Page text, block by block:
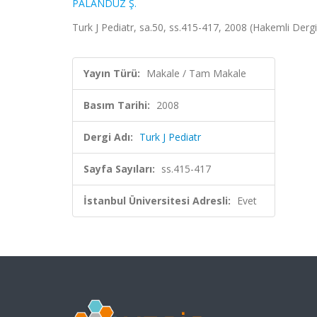
PALANDUZ Ş.
Turk J Pediatr, sa.50, ss.415-417, 2008 (Hakemli
Yayın Türü: Makale / Tam Makale
Basım Tarihi: 2008
Dergi Adı: Turk J Pediatr
Sayfa Sayıları: ss.415-417
İstanbul Üniversitesi Adresli: Evet